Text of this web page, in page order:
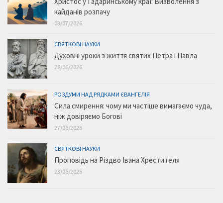
кайданів розпачу
03/07/2026
СВЯТКОВІ НАУКИ
Духовні уроки з життя святих Петра і Павла
28/06/2026
РОЗДУМИ НАД РЯДКАМИ ЄВАНГЕЛІЯ
Сила смирення: чому ми частіше вимагаємо чуда,
ніж довіряємо Богові
27/06/2026
СВЯТКОВІ НАУКИ
Проповідь на Різдво Івана Хрестителя
23/06/2026